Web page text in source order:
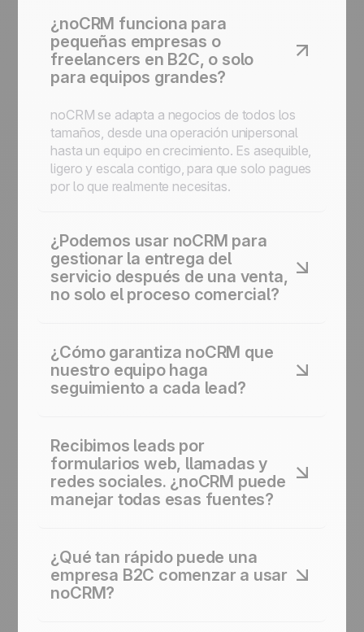
¿noCRM funciona para
pequeñas empresas o
freelancers en B2C, o solo
para equipos grandes?
noCRM se adapta a negocios de todos los
tamaños, desde una operación unipersonal
hasta un equipo en crecimiento. Es asequible,
ligero y escala contigo, para que solo pagues
por lo que realmente necesitas.
¿Podemos usar noCRM para
gestionar la entrega del
servicio después de una venta,
no solo el proceso comercial?
venta para que puedas hacer seguimiento de
lo que ocurre después de que un cliente
firma.
¿Cómo garantiza noCRM que
nuestro equipo haga
seguimiento a cada lead?
bucles de estado para que cada lead tenga
siempre una próxima acción programada. Tu
equipo recibe alertas para hacer seguimiento
en el momento justo: ningún lead se enfría
Recibimos leads por
formularios web, llamadas y
redes sociales. ¿noCRM puede
manejar todas esas fuentes?
web, correos, importaciones CSV, teléfono,
WhatsApp y más, todo fluyendo
directamente hacia un solo pipeline para que
¿Qué tan rápido puede una
empresa B2C comenzar a usar
noCRM?